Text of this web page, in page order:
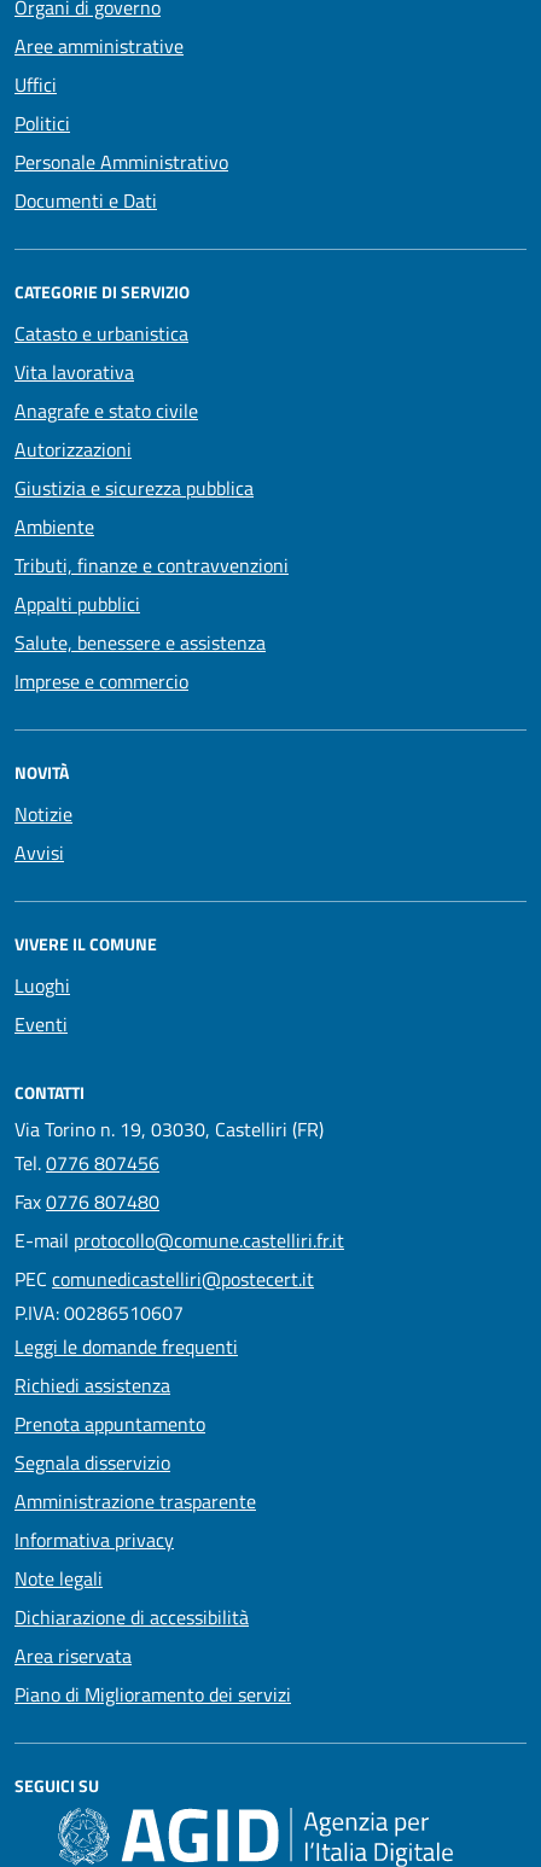
Organi di governo
Aree amministrative
Uffici
Politici
Personale Amministrativo
Documenti e Dati
CATEGORIE DI SERVIZIO
Catasto e urbanistica
Vita lavorativa
Anagrafe e stato civile
Autorizzazioni
Giustizia e sicurezza pubblica
Ambiente
Tributi, finanze e contravvenzioni
Appalti pubblici
Salute, benessere e assistenza
Imprese e commercio
NOVITÀ
Notizie
Avvisi
VIVERE IL COMUNE
Luoghi
Eventi
CONTATTI
Via Torino n. 19, 03030, Castelliri (FR)
Tel.0776 807456
Fax0776 807480
E-mail protocollo@comune.castelliri.fr.it
PEC comunedicastelliri@postecert.it
P.IVA: 00286510607
Leggi le domande frequenti
Richiedi assistenza
Prenota appuntamento
Segnala disservizio
Amministrazione trasparente
Informativa privacy
Note legali
Dichiarazione di accessibilità
Area riservata
Piano di Miglioramento dei servizi
SEGUICI SU